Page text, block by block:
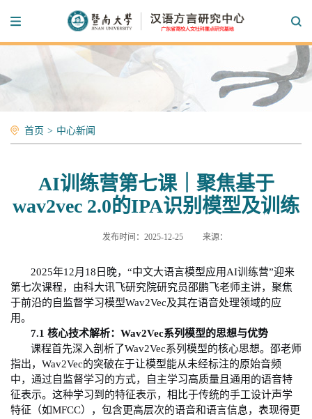
首页 > 中心新闻
AI训练营第七课｜聚焦基于
wav2vec 2.0的IPA识别模型及训练
发布时间：2025-12-25 来源：
2025年12月 18 日晚，“中文大语言模型应用AI训练营”迎来
第七次课程，由科大讯飞研究院研究员邵鹏飞老师主讲，聚焦
于前沿的自监督学习模型Wav2Vec及其在语音处理领域的应
用。
7.1 核心技术解析： Wav2Vec系列模型的思想与优势
课程首先深入剖析了Wav2Vec系列模型的核心思想。邵老师
指出， Wav2Vec的突破在于让模型能从未经标注的原始音频
中，通过自监督学习的方式，自主学习高质量且通用的语音特
征表示。这种学习到的特征表示，相比于传统的手工设计声学
特征（如MFCC），包含更高层次的语音和语言信息，表现得更